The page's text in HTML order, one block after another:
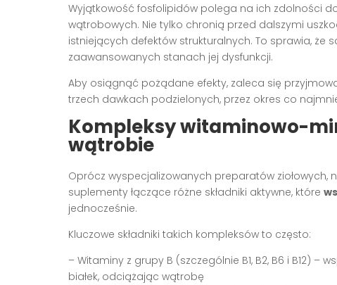
Wyjątkowość fosfolipidów polega na ich zdolności
wątrobowych. Nie tylko chronią przed dalszymi
istniejących defektów strukturalnych. To sprawia, że
zaawansowanych stanach jej dysfunkcji.
Aby osiągnąć pożądane efekty, zaleca się
trzech dawkach podzielonych, przez okres co
Kompleksy witaminowo-
wątrobie
Oprócz wyspecjalizowanych preparatów ziołowych,
suplementy łączące różne składniki aktywne, które
jednocześnie.
Kluczowe składniki takich kompleksów to często:
– Witaminy z grupy B (szczególnie B1, B2, B6 i B12)
białek, odciążając wątrobę